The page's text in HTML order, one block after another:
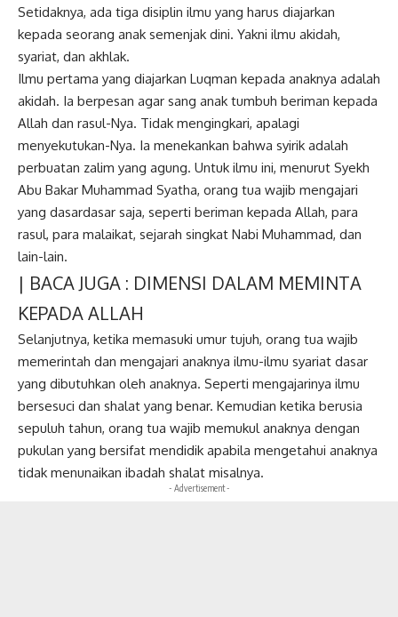
Setidaknya, ada tiga disiplin ilmu yang harus diajarkan
kepada seorang anak semenjak dini. Yakni ilmu akidah,
syariat, dan akhlak.
Ilmu pertama yang diajarkan Luqman kepada anaknya adalah
akidah. Ia berpesan agar sang anak tumbuh beriman kepada
Allah dan rasul-Nya. Tidak mengingkari, apalagi
menyekutukan-Nya. Ia menekankan bahwa syirik adalah
perbuatan zalim yang agung. Untuk ilmu ini, menurut Syekh
Abu Bakar Muhammad Syatha, orang tua wajib mengajari
yang dasardasar saja, seperti beriman kepada Allah, para
rasul, para malaikat, sejarah singkat Nabi Muhammad, dan
lain-lain.
| BACA JUGA : DIMENSI DALAM MEMINTA
KEPADA ALLAH
Selanjutnya, ketika memasuki umur tujuh, orang tua wajib
memerintah dan mengajari anaknya ilmu-ilmu syariat dasar
yang dibutuhkan oleh anaknya. Seperti mengajarinya ilmu
bersesuci dan shalat yang benar. Kemudian ketika berusia
sepuluh tahun, orang tua wajib memukul anaknya dengan
pukulan yang bersifat mendidik apabila mengetahui anaknya
tidak menunaikan ibadah shalat misalnya.
- Advertisement -